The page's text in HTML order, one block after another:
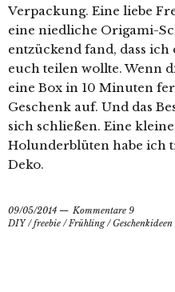
Verpackung. Eine liebe
eine niedliche Origami-
entzückend fand, dass
euch teilen wollte. Wenn
eine Box in 10 Minuten
Geschenk auf. Und das
sich schließen. Eine
Holunderblüten habe ich
Deko.
09/05/2014
Kommentare 9
DIY/freebie / Frühling/Geschenkideen